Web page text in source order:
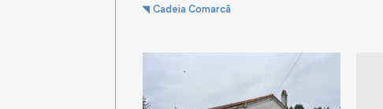
Cadeia Comarcã